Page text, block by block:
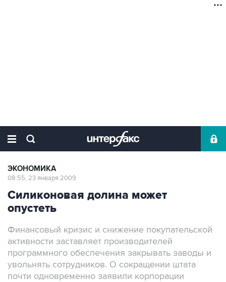
ЭКОНОМИКА
08:55, 23 января 2009
Силиконовая долина может
опустеть
Финансовый кризис и снижение покупательской
активности заставляет производителей
программного обеспечения закрывать заводы и
увольнять сотрудников. О сокращении штата
почти одновременно заявили корпорации